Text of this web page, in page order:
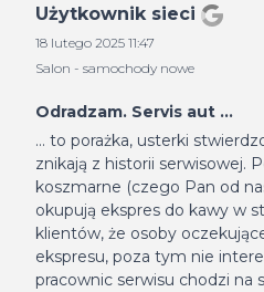
Użytkownik sieci
18 lutego 2025 11:47
Salon - samochody nowe
Odradzam. Servis aut ...
... to porażka, usterki
znikają z historii serwisowej.
koszmarne (czego Pan od
okupują ekspres do kawy w
klientów, że osoby
ekspresu, poza tym nie
pracownic serwisu chodzi na